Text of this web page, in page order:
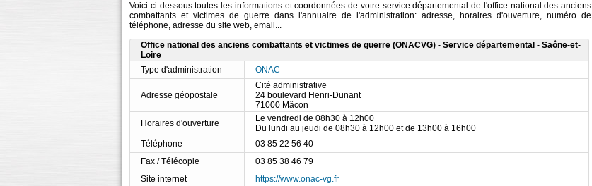
Voici ci-dessous toutes les informations et coordonnées de votre service départemental de l'office national des anciens
combattants et victimes de guerre dans l'annuaire de l'administration: adresse, horaires d'ouverture, numéro de
téléphone, adresse du site web, email...
Office national des anciens combattants et victimes de guerre (ONACVG) - Service départemental - Saône-et-
Loire
Type d'administration
ONAC
Adresse géopostale
Cité administrative
24 boulevard Henri-Dunant
71000 Mâcon
Horaires d'ouverture
Le vendredi de 08h30 à 12h00
Du lundi au jeudi de 08h30 à 12h00 et de 13h00 à 16h00
Téléphone
03 85 22 56 40
Fax / Télécopie
03 85 38 46 79
Site internet
https://www.onac-vg.fr